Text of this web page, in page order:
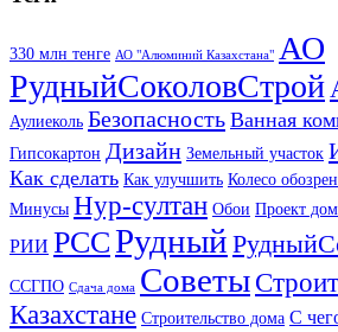
330 млн тенге АО "Алюминий Казахстана" АО
РудныйСоколовСтрой
Аулиеколь Безопасность Ванная
Гипсокартон Дизайн Земельный участок
Как сделать Как улучшить Колесо
Минусы Нур-султан Обои Проект
РИИ РССРудный
ССГПО Сдача дома Советы
Казахстане Строительство дома С